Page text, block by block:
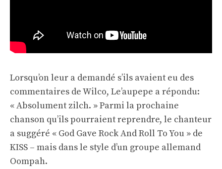
Lorsqu’on leur a demandé s’ils avaient eu des
commentaires de Wilco, Le’aupepe a répondu:
« Absolument zilch. » Parmi la prochaine
chanson qu’ils pourraient reprendre, le chanteur
a suggéré « God Gave Rock And Roll To You » de
KISS – mais dans le style d’un groupe allemand
Oompah.